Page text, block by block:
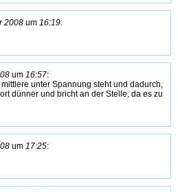
2008 um 16:19:
um 16:57:
unter Spannung steht und dadurch,
dünner und bricht an der Stelle, da es zu
um 17:25: